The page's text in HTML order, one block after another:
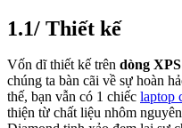
1.1/ Thiết kế
Vốn dĩ thiết kế trên dòng
chúng ta bàn cãi về sự hoàn
thế, bạn vẫn có 1 chiếc laptop
thiện từ chất liệu nhôm